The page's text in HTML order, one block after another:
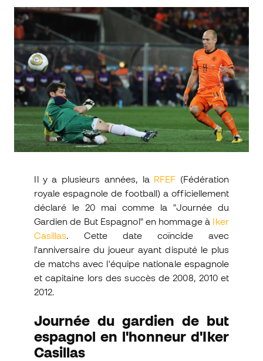
Il y a plusieurs années, la RFEF (Fédération
royale espagnole de football) a officiellement
déclaré le 20 mai comme la "Journée du
Gardien de But Espagnol" en hommage à Iker
Casillas. Cette date coïncide avec
l'anniversaire du joueur ayant disputé le plus
de matchs avec l'équipe nationale espagnole
et capitaine lors des succès de 2008, 2010 et
2012.
Journée du gardien de but
espagnol en l'honneur d'Iker
Casillas